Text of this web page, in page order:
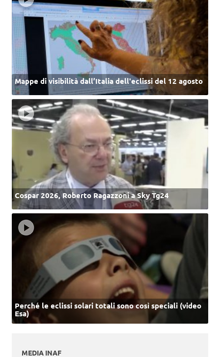
Mappe di visibilità dall’Italia dell'eclissi del 12 agosto
Cospar 2026, Roberto Ragazzoni a Sky Tg24
Perché le eclissi solari totali sono così speciali (video
Esa)
MEDIA INAF